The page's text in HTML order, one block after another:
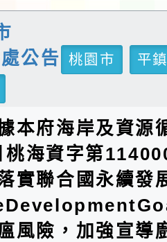
公告
桃園市
平
本府海岸及資源
桃海資字第
實聯合國永續發
風險，加強宣導